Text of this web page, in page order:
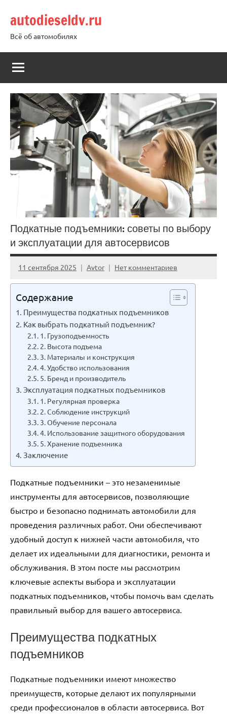
содержимому
autodieseldv.ru
Всё об автомобилях
Подкатные подъемники: советы по выбору
и эксплуатации для автосервисов
11 сентября 2025 Avtor Нет комментариев
Содержание
Преимущества подкатных подъемников
Как выбрать подкатный подъемник?
1. Грузоподъемность
2. Высота подъема
3. Материалы и конструкция
4. Удобство использования
5. Бренд и производитель
Эксплуатация подкатных подъемников
1. Регулярная проверка
2. Соблюдение инструкций
3. Обучение персонала
4. Использование защитного оборудования
5. Хранение подъемника
Заключение
Подкатные подъемники – это незаменимые
инструменты для автосервисов, позволяющие
быстро и безопасно поднимать автомобили для
проведения различных работ. Они обеспечивают
удобный доступ к нижней части автомобиля, что
делает их идеальными для диагностики, ремонта и
обслуживания. В этом посте мы рассмотрим
ключевые аспекты выбора и эксплуатации
подкатных подъемников, чтобы помочь вам сделать
правильный выбор для вашего автосервиса.
Преимущества подкатных
подъемников
Подкатные подъемники имеют множество
преимуществ, которые делают их популярными
среди профессионалов в области автосервиса. Вот